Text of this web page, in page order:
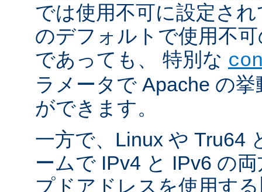
では使用不可に設定さ
のデフォルトで使用不
であっても、 特別な
ラメータで Apache の
ができます。
一方で、Linux や Tru64
ームで IPv4 と IPv6 の
プドアドレスを使用する